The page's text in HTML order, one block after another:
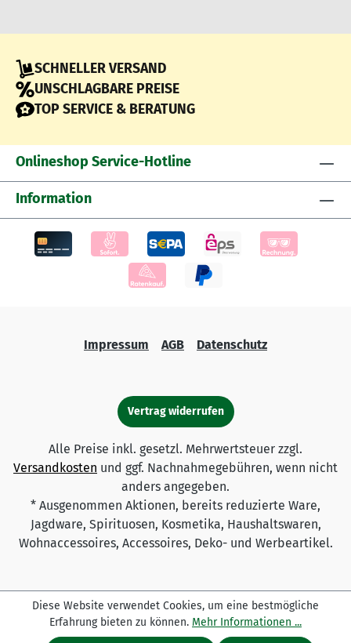
SCHNELLER VERSAND
UNSCHLAGBARE PREISE
TOP SERVICE & BERATUNG
Onlineshop Service-Hotline
Information
Impressum AGB Datenschutz
Vertrag widerrufen
Alle Preise inkl. gesetzl. Mehrwertsteuer zzgl.
Versandkosten und ggf. Nachnahmegebühren, wenn nicht
anders angegeben.
* Ausgenommen Aktionen, bereits reduzierte Ware,
Jagdware, Spirituosen, Kosmetika, Haushaltswaren,
Wohnaccessoires, Accessoires, Deko- und Werbeartikel.
Diese Website verwendet Cookies, um eine bestmögliche
Erfahrung bieten zu können. Mehr Informationen ...